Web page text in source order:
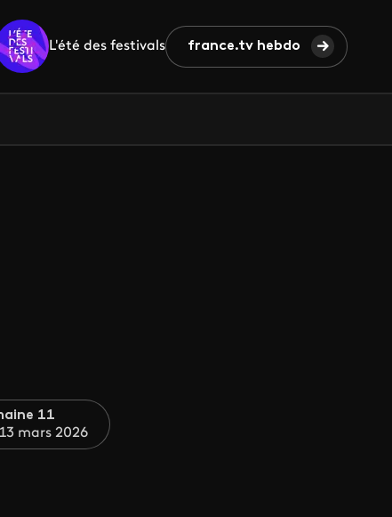
L'été des festivals france.tv hebdo
11
mars 2026